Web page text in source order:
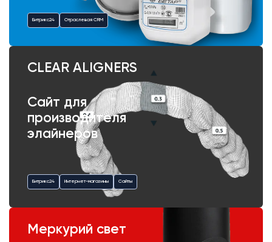
Битрикс24 Отраслевая CRM
CLEAR ALIGNERS
Сайт для
производителя
элайнеров
Битрикс24 Интернет-магазины Сайты
Меркурий свет